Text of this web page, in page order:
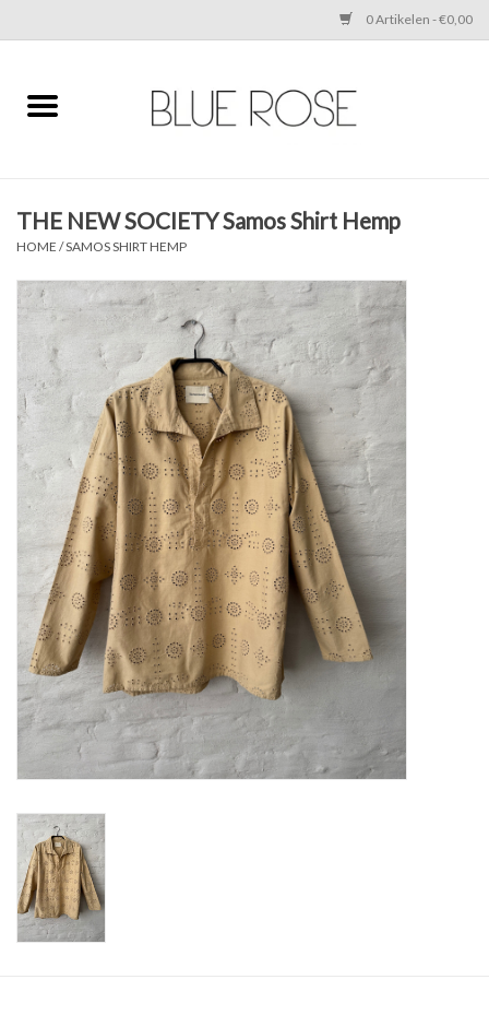
0 Artikelen - €0,00
Home
ACCESSORIES
SHOES
SALE
Cadeaubonnen
BRANDS
ABOUT US
THE NEW SOCIETY Samos Shirt Hemp
HOME /SAMOS SHIRT HEMP